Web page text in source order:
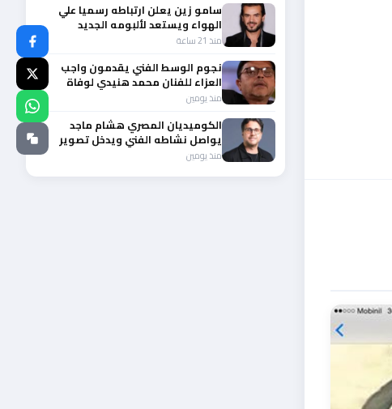
سامو زين يعلن ارتباطه رسميا علي
الهواء ويستعد لألبومه الجديد
منذ 21 ساعة
نجوم الوسط الفني يقدمون واجب
العزاء للفنان محمد هنيدي لوفاة
شقيقه الأكبر
منذ يومين
الكوميديان المصري هشام ماجد
يواصل نشاطه الفني ويدخل تصوير
عامل ميت
منذ يومين